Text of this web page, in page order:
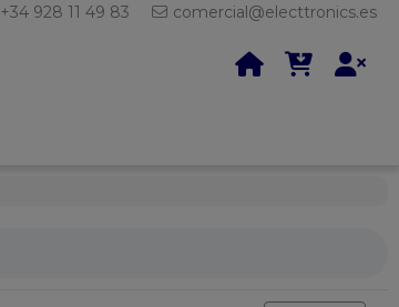
+34 928 11 49 83 comercial@electtronics.es